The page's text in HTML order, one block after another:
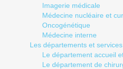
Imagerie médicale
Médecine nucléaire et
Oncogénétique
Médecine interne
Les départements et services
Le département accueil
Le département de